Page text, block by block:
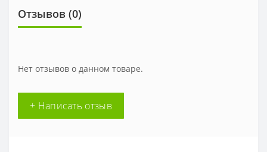
Отзывов (0)
Нет отзывов о данном товаре.
+ Написать отзыв